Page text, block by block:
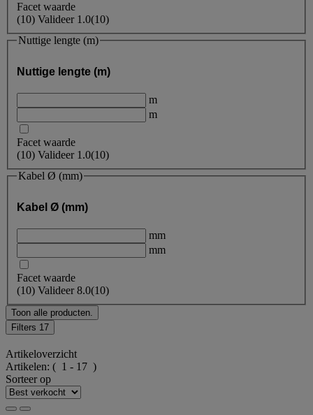
Facet waarde
(10) Valideer 1.0(10)
Nuttige lengte (m)
Nuttige lengte (m)
m
m
Facet waarde
(10) Valideer 1.0(10)
Kabel Ø (mm)
Kabel Ø (mm)
mm
mm
Facet waarde
(10) Valideer8.0(10)
Toon alle producten.
Filters 17
Artikeloverzicht
Artikelen: ( 1 - 17 )
Sorteer op